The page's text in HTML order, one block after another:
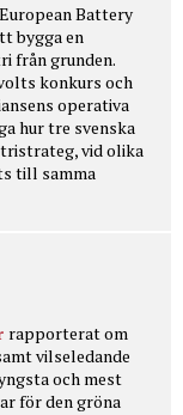
European Battery
bygga en
från grunden.
konkurs och
operativa
hur tre svenska
vid olika
till samma
rapporterat om
vilseledande
och mest
för den gröna